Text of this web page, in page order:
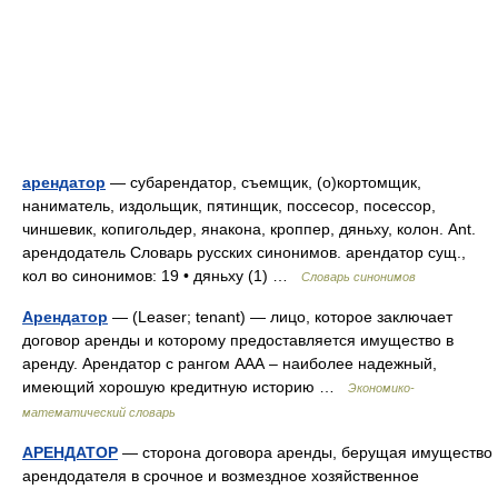
арендатор — субарендатор, съемщик, (о)кортомщик,
наниматель, издольщик, пятинщик, поссесор, посессор,
чиншевик, копигольдер, янакона, кроппер, дяньху, колон. Ant.
арендодатель Словарь русских синонимов. арендатор сущ.,
кол во синонимов: 19 • дяньху (1) …
Словарь синонимов
Арендатор — (Leaser; tenant) — лицо, которое заключает
договор аренды и которому предоставляется имущество в
аренду. Арендатор с рангом ААА – наиболее надежный,
имеющий хорошую кредитную историю …
Экономико-
математический словарь
АРЕНДАТОР — сторона договора аренды, берущая имущество
арендодателя в срочное и возмездное хозяйственное